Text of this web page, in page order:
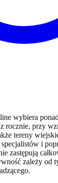
wybiera
rocznie, przy
tereny
i
zastępują
zależy od